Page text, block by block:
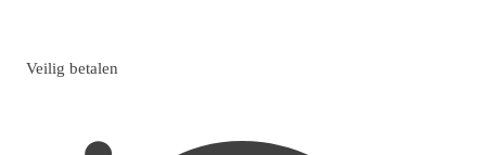
Veilig betalen